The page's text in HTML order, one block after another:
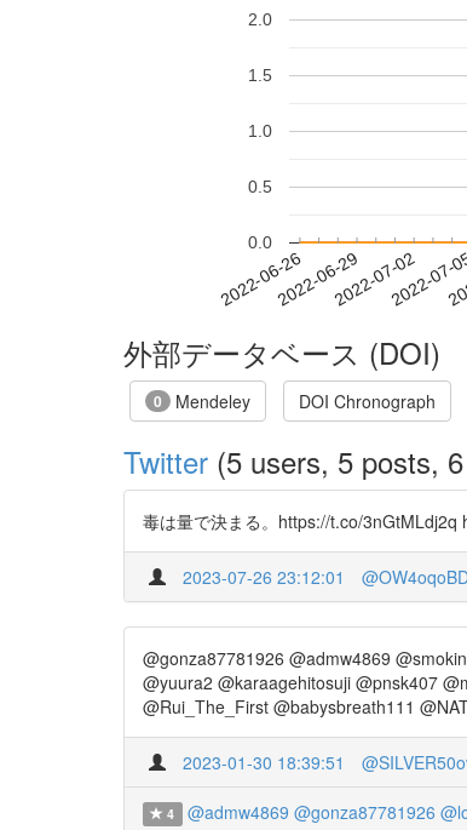
2022-06-262022-06-292022-07-02
2022-
0.0
0.5
1.0
1.5
2.0
外部データベース (DOI)
0 Mendeley DOI Chronograph
Twitter (5 users, 5 posts,
毒は量で決まる。https://t.co/3nGtMLdj2q
2023-07-26 23:12:01
@gonza87781926 @admw4869
@yuura2 @karaagehitosuji @pnsk407
@Rui_The_First @babysbreath111
2023-01-30 18:39:51
4 @admw4869 @gonza87781926